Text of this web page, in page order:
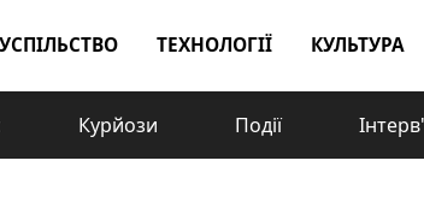
ТЕХНОЛОГІЇ КУЛЬТУРА
Курйози Події